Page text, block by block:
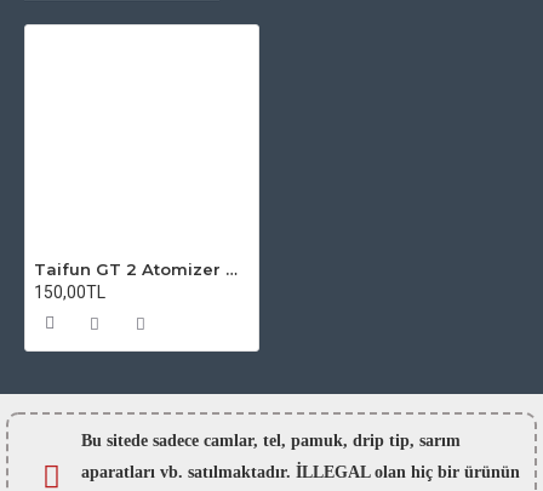
Taifun GT 2 Atomizer Camı
150,00TL
Bu sitede sadece camlar, tel, pamuk, drip tip, sarım
aparatları vb. satılmaktadır. İLLEGAL olan hiç bir ürünün